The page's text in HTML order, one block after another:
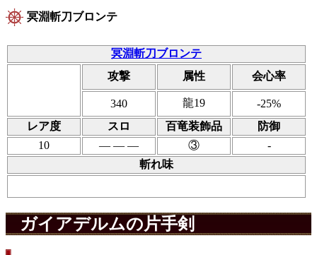
冥淵斬刀ブロンテ
冥淵斬刀ブロンテ
攻撃
属性 会心率
340 龍19
-25%
レア度
スロ 百竜装飾品
防御
10
― ― ― ③
-
斬れ味
ガイアデルムの片手剣